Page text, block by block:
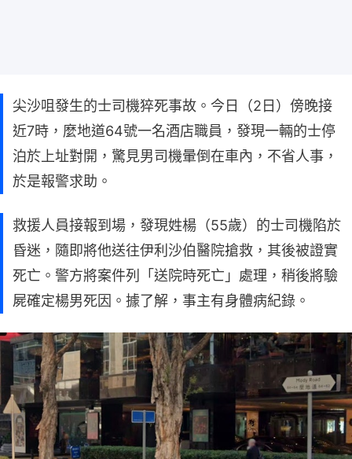
尖沙咀發生的士司機猝死事故。今日（2日）傍晚接
近7時，麼地道64號一名酒店職員，發現一輛的士停
泊於上址對開，驚見男司機暈倒在車內，不省人事，
於是報警求助。
救援人員接報到場，發現姓楊（55歲）的士司機陷於
昏迷，隨即將他送往伊利沙伯醫院搶救，其後被證實
死亡。警方將案件列「送院時死亡」處理，稍後將驗
屍確定楊男死因。據了解，事主有身體病紀錄。